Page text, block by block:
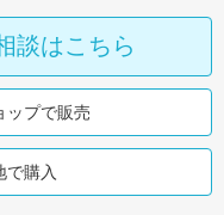
談はこちら
ップで販売
で購入